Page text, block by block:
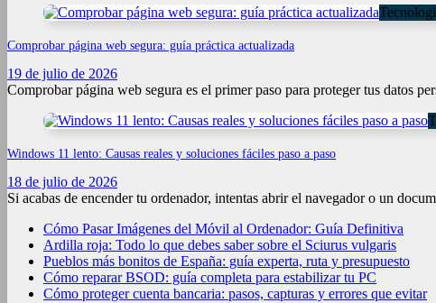
Comprobar página web segura: guía práctica actualizada
19 de julio de 2026
Comprobar página web segura es el primer paso para proteger tus datos
Windows 11 lento: Causas reales y soluciones fáciles paso a paso
18 de julio de 2026
Si acabas de encender tu ordenador, intentas abrir el navegador o un
Cómo Pasar Imágenes del Móvil al Ordenador: Guía Definitiva
Ardilla roja: Todo lo que debes saber sobre el Sciurus vulgaris
Pueblos más bonitos de España: guía experta, ruta y presupuesto
Cómo reparar BSOD: guía completa para estabilizar tu PC
Cómo proteger cuenta bancaria: pasos, capturas y errores que evitar